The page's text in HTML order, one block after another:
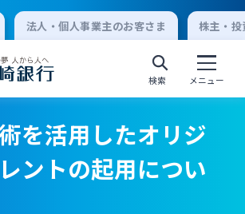
法人・個人事業主のお客さま 株主・
検索 メニュー
インターネットバンキング
を活用したオリジ
ントの起用につい